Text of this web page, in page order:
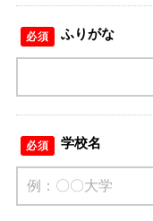
ふりがな
必須
学校名
必須